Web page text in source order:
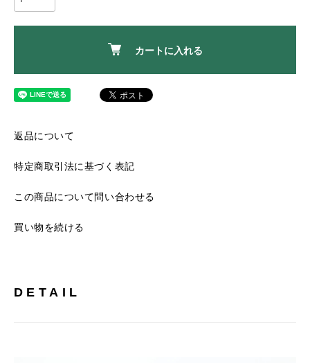
カートに入れる
返品について
特定商取引法に基づく表記
この商品について問い合わせる
買い物を続ける
DETAIL